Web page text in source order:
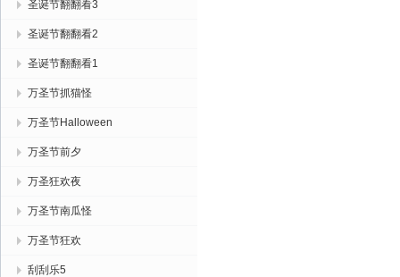
圣诞节翻翻看3
圣诞节翻翻看2
圣诞节翻翻看1
万圣节抓猫怪
万圣节Halloween
万圣节前夕
万圣狂欢夜
万圣节南瓜怪
万圣节狂欢
刮刮乐5